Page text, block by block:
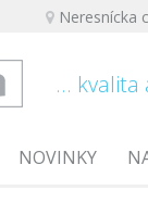
...
Neresnícka
NOVINKY